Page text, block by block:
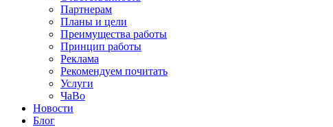
Партнерам
Планы и цели
Преимущества работы
Принцип работы
Реклама
Рекомендуем почитать
Услуги
ЧаВо
Новости
Блог